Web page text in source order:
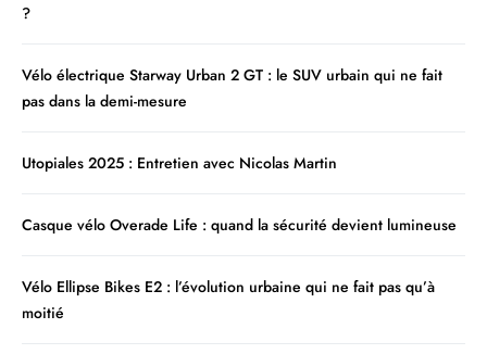
?
Vélo électrique Starway Urban 2 GT : le SUV urbain qui ne fait
pas dans la demi-mesure
Utopiales 2025 : Entretien avec Nicolas Martin
Casque vélo Overade Life : quand la sécurité devient lumineuse
Vélo Ellipse Bikes E2 : l’évolution urbaine qui ne fait pas qu’à
moitié